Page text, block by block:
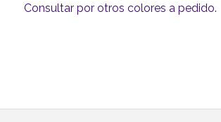
Consultar por otros colores a pedido.